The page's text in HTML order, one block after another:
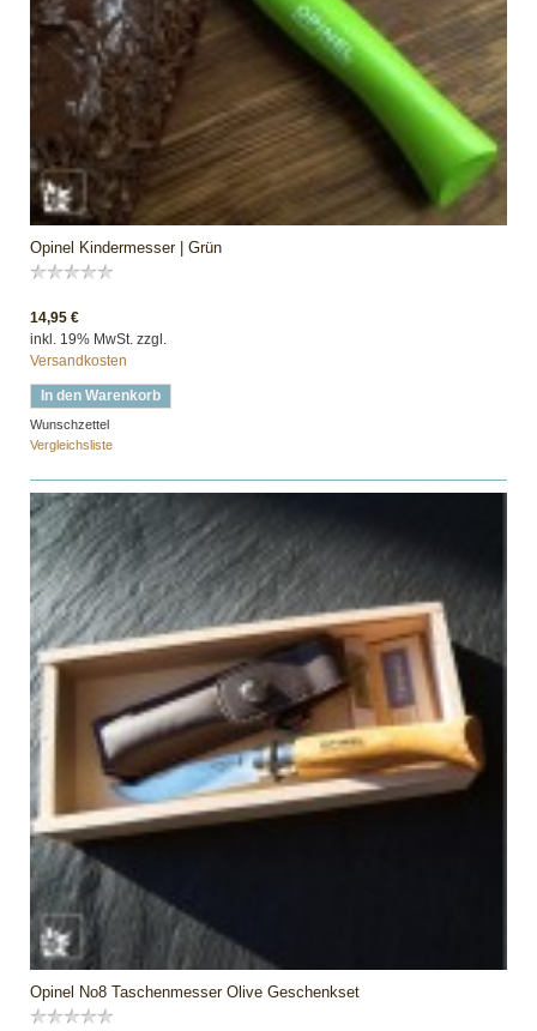
Opinel Kindermesser | Grün
14,95 €
inkl. 19% MwSt. zzgl.
Versandkosten
In den Warenkorb
Wunschzettel
Vergleichsliste
Opinel No8 Taschenmesser Olive Geschenkset